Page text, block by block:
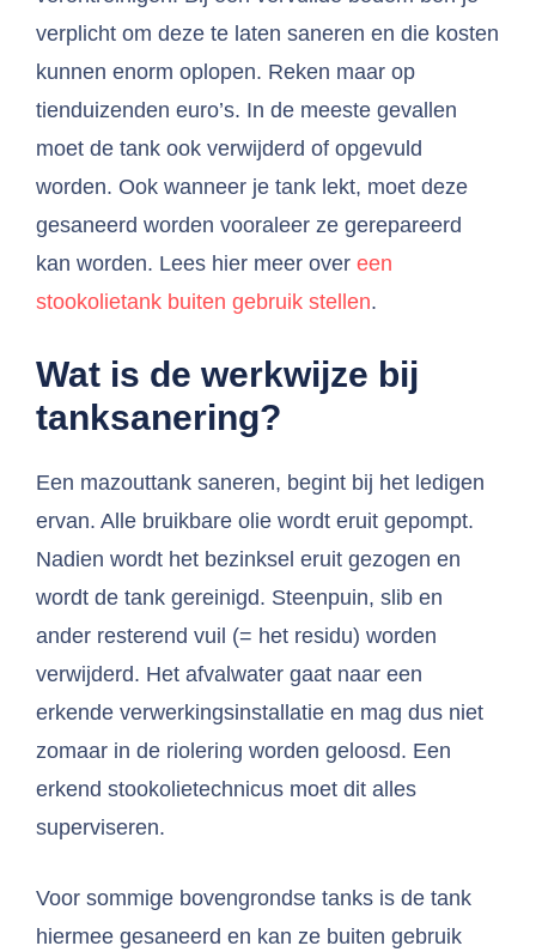
verplicht om deze te laten saneren en die kosten
kunnen enorm oplopen. Reken maar op
tienduizenden euro’s. In de meeste gevallen
moet de tank ook verwijderd of opgevuld
worden. Ook wanneer je tank lekt, moet deze
gesaneerd worden vooraleer ze gerepareerd
kan worden. Lees hier meer over een
stookolietank buiten gebruik stellen.
Wat is de werkwijze bij
tanksanering?
Een mazouttank saneren, begint bij het ledigen
ervan. Alle bruikbare olie wordt eruit gepompt.
Nadien wordt het bezinksel eruit gezogen en
wordt de tank gereinigd. Steenpuin, slib en
ander resterend vuil (= het residu) worden
verwijderd. Het afvalwater gaat naar een
erkende verwerkingsinstallatie en mag dus niet
zomaar in de riolering worden geloosd. Een
erkend stookolietechnicus moet dit alles
superviseren.
Voor sommige bovengrondse tanks is de tank
hiermee gesaneerd en kan ze buiten gebruik